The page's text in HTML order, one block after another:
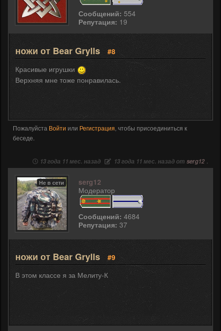
Сообщений: 554
Репутация: 19
ножи от Bear Grylls
#8
Красивые игрушки
Верхняя мне тоже понравилась.
Пожалуйста Войти или Регистрация, чтобы присоединиться к
беседе.
13 года 11 мес. назад 13 года 11 мес. назад от serg12 .
Не в сети
serg12
Модератор
Сообщений: 4684
Репутация: 37
ножи от Bear Grylls
#9
В этом классе я за Мелиту-К